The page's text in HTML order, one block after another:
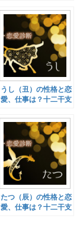
うし（丑）の性格と恋
愛、仕事は？十二干支
たつ（辰）の性格と恋
愛、仕事は？十二干支